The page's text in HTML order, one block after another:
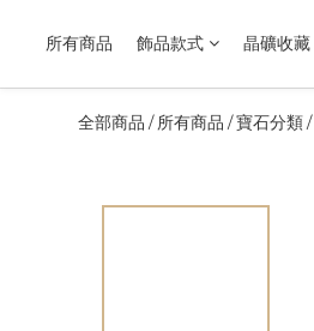
所有商品 飾品款式 晶礦收藏
全部商品 /所有商品 /寶石分類/